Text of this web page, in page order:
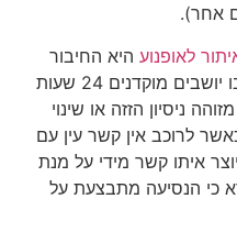
אחר).
לאופנוע היא החיבור
מאויש, ובו יושבים מוקדנים 24 שעות
מזוהה ניסיון הזזה או שינוי
לרוכב אין קשר עין עם
איתו קשר מידי על מנת
כי הנסיעה מתבצעת על